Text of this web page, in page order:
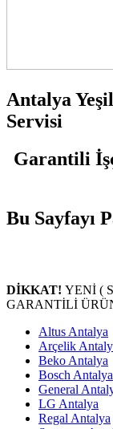
Antalya
Servisi
Garantili
Bu Sayfayı
DİKKAT! YENİ (
GARANTİLİ
Altus Antalya
Arçelik
Beko Antalya
Bosch Antalya
General
LG Antalya
Regal Antalya